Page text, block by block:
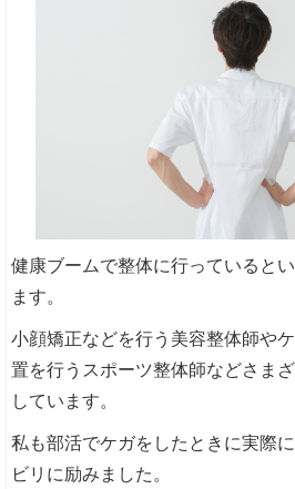
健康ブームで整体に行っていると
ます。
小顔矯正などを行う美容整体師や
置を行うスポーツ整体師などさま
しています。
私も部活でケガをしたときに実際
ビリに励みました。